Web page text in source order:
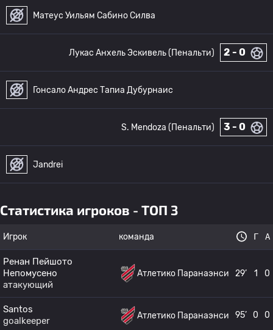
Матеус Уильям Сабино Силва
2 - 0
Лукас Анхель Эскивель (Пенальти)
Гонсало Андрес Тапиа Дубурнаис
3 - 0
S. Mendoza (Пенальти)
Jandrei
Статистика игроков - ТОП 3
Игрок команда Г А
Ренан Пейшото
Непомусено
атакующий
Атлетико Паранаэнси 29’ 1 0
Santos
goalkeeper
Атлетико Паранаэнси 95’ 0 0